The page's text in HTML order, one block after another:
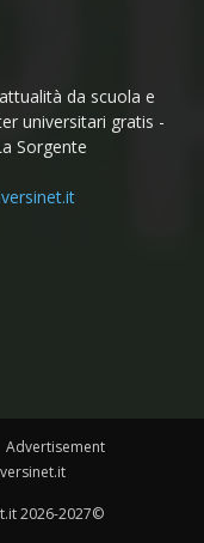
da scuola e
universitari gratis -
Sorgente
Advertisement
2026-2027©